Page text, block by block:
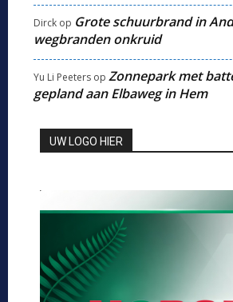
Dirck op Grote schuurbrand in
wegbranden onkruid
Yu Li Peeters op Zonnepark met
gepland aan Elbaweg in Hem
UW LOGO HIER